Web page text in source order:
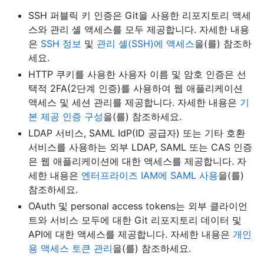
SSH 퍼블릭 키 인증은 Git을 사용한 리포지토리 액세
스와 관리 셸 액세스를 모두 제공합니다. 자세한 내용
은 SSH 정보 및 관리 셸(SSH)에 액세스을(를) 참조하
세요.
HTTP 쿠키를 사용한 사용자 이름 및 암호 인증은 선
택적 2FA(2단계 인증)를 사용하여 웹 애플리케이션
액세스 및 세션 관리를 제공합니다. 자세한 내용은 기
본 제공 인증 구성을(를) 참조하세요.
LDAP 서비스, SAML IdP(ID 공급자) 또는 기타 호환
서비스를 사용하는 외부 LDAP, SAML 또는 CAS 인증
은 웹 애플리케이션에 대한 액세스를 제공합니다. 자
세한 내용은 엔터프라이즈 IAM에 SAML 사용을(를)
참조하세요.
OAuth 및 personal access tokens는 외부 클라이언
트와 서비스 모두에 대한 Git 리포지토리 데이터 및
API에 대한 액세스를 제공합니다. 자세한 내용은 개인
용 액세스 토큰 관리을(를) 참조하세요.